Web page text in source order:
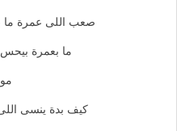
صعب اللى عمرة ما
ما بعمرة بيحس
كيف بدة ينسى